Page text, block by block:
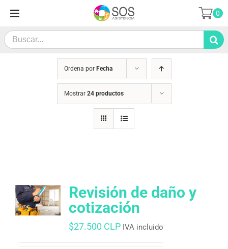
contenido
Search
for:
0
Ordena por Fecha
Mostrar 24 productos
Revisión de daño y
cotización
$27.500 CLP IVA incluido